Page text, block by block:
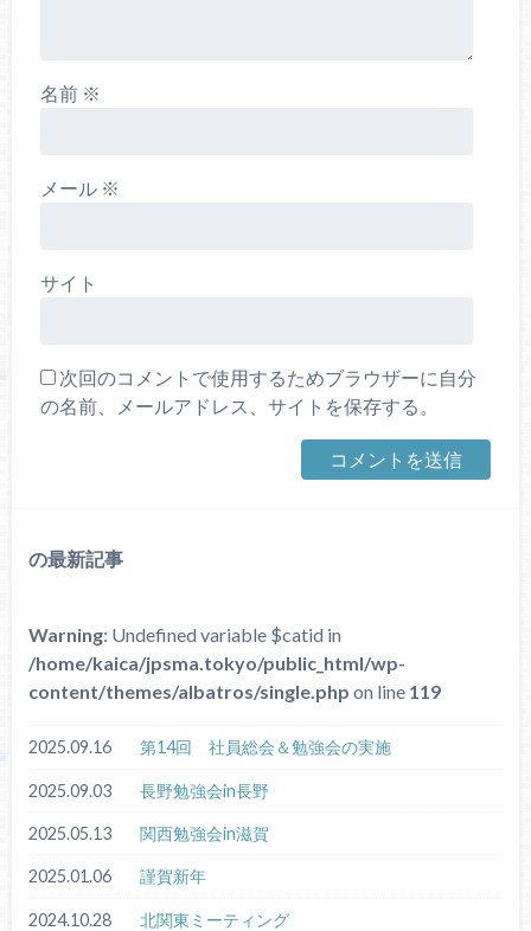
名前 ※
メール ※
サイト
次回のコメントで使用するためブラウザーに自分
の名前、メールアドレス、サイトを保存する。
の最新記事
Warning: Undefined variable $catid in
/home/kaica/jpsma.tokyo/public_html/wp-
content/themes/albatros/single.php on line 119
2025.09.16 第14回 社員総会＆勉強会の実施
2025.09.03 長野勉強会in長野
2025.05.13 関西勉強会in滋賀
2025.01.06 謹賀新年
2024.10.28 北関東ミーティング